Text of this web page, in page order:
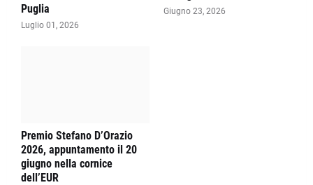
Puglia
Luglio 01, 2026
Giugno 23, 2026
Premio Stefano D’Orazio
2026, appuntamento il 20
giugno nella cornice
dell’EUR